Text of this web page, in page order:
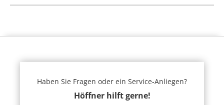
Haben Sie Fragen oder ein Service-Anliegen?
Höffner hilft gerne!